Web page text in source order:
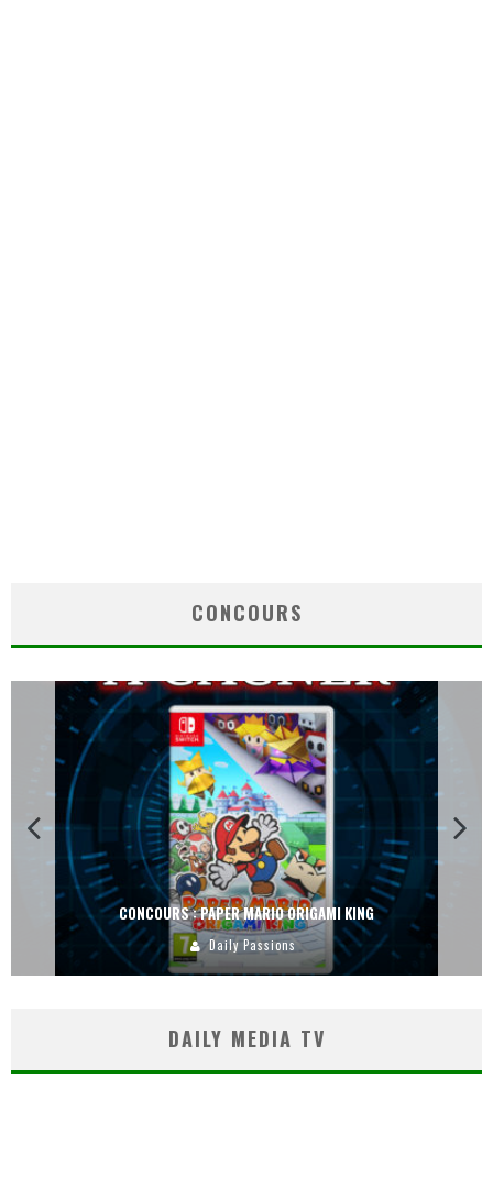
CONCOURS
CONCOURS : PAPER MARIO ORIGAMI KING
Daily Passions
DAILY MEDIA TV